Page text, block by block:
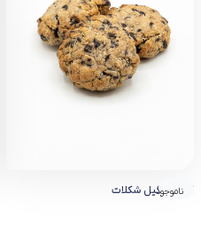
کوکی نارگیل شکلات
ناموجود